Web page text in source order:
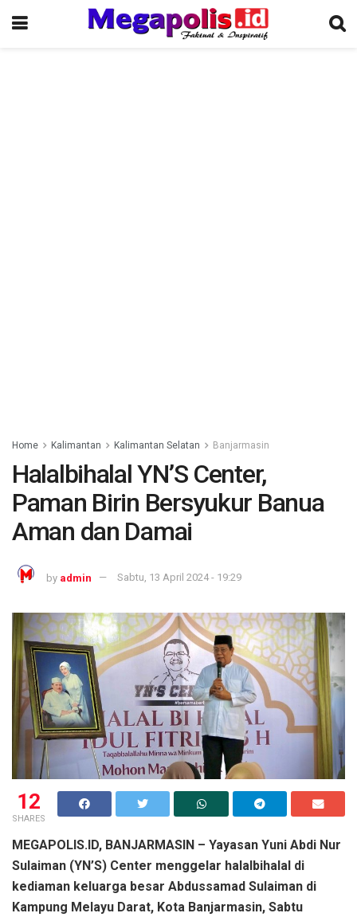
Home Kalimantan Kalimantan Selatan Banjarmasin
Halalbihalal YN’S Center,
Paman Birin Bersyukur Banua
Aman dan Damai
by admin Sabtu, 13 April 2024 - 19:29
12
SHARES
MEGAPOLIS.ID, BANJARMASIN – Yayasan Yuni Abdi Nur
Sulaiman (YN’S) Center menggelar halalbihalal di
kediaman keluarga besar Abdussamad Sulaiman di
Kampung Melayu Darat, Kota Banjarmasin, Sabtu